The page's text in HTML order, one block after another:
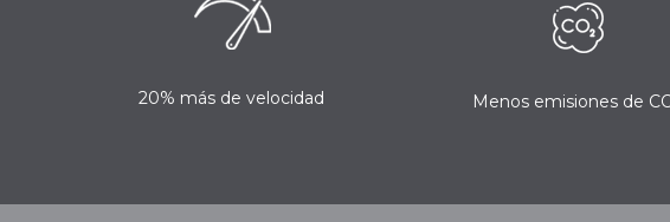
20% más de velocidad Menos emisiones de